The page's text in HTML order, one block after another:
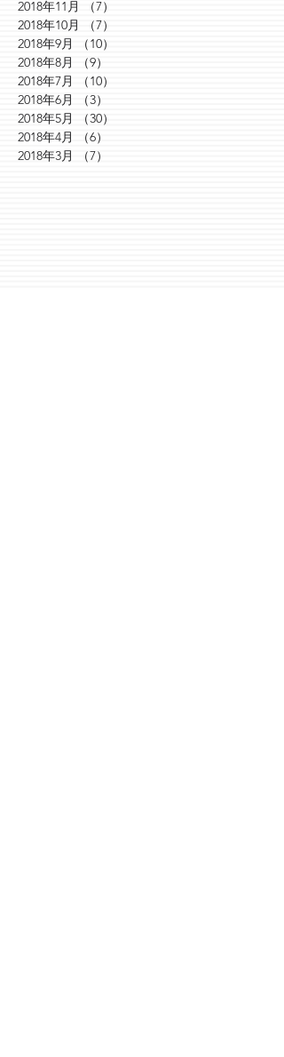
2018年11月
（7）
2018年10月
（7）
2018年9月
（10）
2018年8月
（9）
2018年7月
（10）
2018年6月
（3）
2018年5月
（30）
2018年4月
（6）
2018年3月
（7）